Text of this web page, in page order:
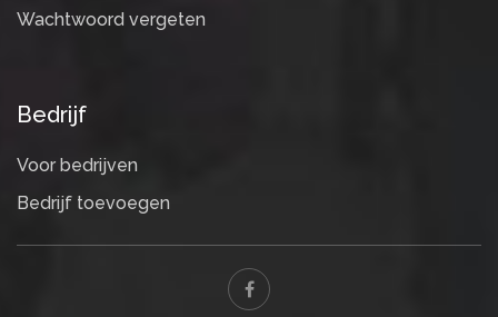
Wachtwoord vergeten
Bedrijf
Voor bedrijven
Bedrijf toevoegen